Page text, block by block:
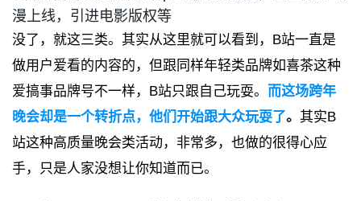
漫上线，引进电影版权等
没了，就这三类。 其实从这里就可以看到，B站一直是
做用户爱看的内容的，但跟同样年轻类品牌如喜茶这种
爱搞事品牌号不一样，B站只跟自己玩耍。 而这场跨年
晚会却是一个转折点，他们开始跟大众玩耍了。 其实B
站这种高质量晚会类活动，非常多，也做的很得心应
手，只是人家没想让你知道而已。